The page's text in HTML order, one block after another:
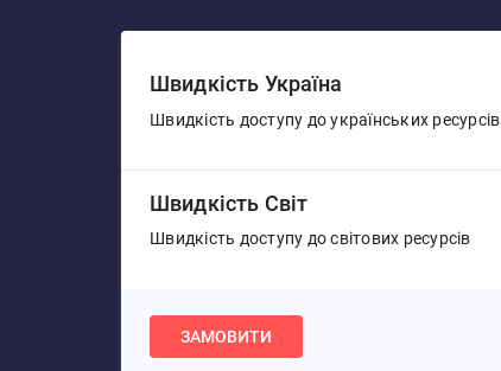
Швидкість Україна
Швидкість доступу до українських ресурсів
Швидкість Світ
Швидкість доступу до світових ресурсів
ЗАМОВИТИ